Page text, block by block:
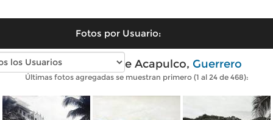
Fotos por Usuario:
Fotos antiguas de Acapulco, Guerrero
Últimas fotos agregadas se muestran primero (1 al 24 de 468):